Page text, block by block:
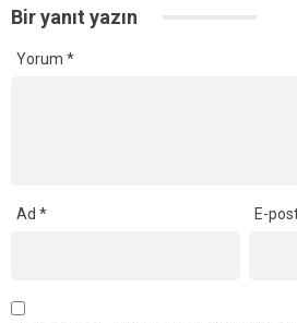
Bir yanıt yazın
Yorum *
Ad * E-